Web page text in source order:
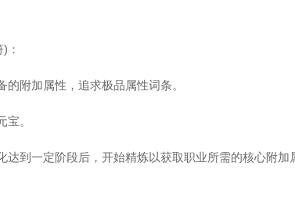
：
的附加属性，追求极品属性词条。
。
达到一定阶段后，开始精炼以获取职业所需的核心附加